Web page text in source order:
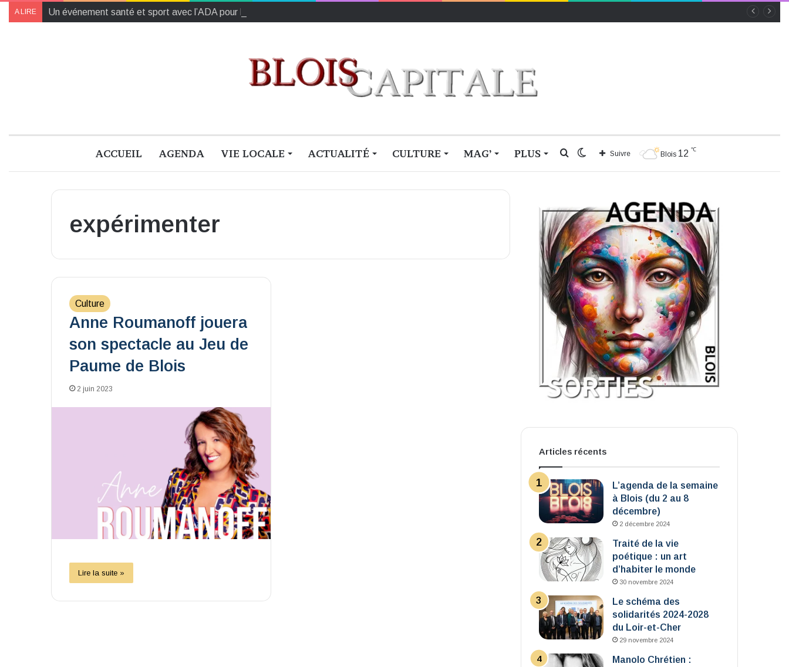
A LIRE Un événement santé et sport avec l’ADA pour l’attractivité du Loir-et-Cher
ACCUEIL AGENDA VIE LOCALE ACTUALITÉ CULTURE MAG’ PLUS Blois 12 ℃
Suivre
Switch
Rechercher
expérimenter
Culture
Anne Roumanoff jouera
son spectacle au Jeu de
Paume de Blois
2 juin 2023
Lire la suite »
Articles récents
L’agenda de la semaine
à Blois (du 2 au 8
décembre)
2 décembre 2024
Traité de la vie
poétique : un art
d’habiter le monde
30 novembre 2024
Le schéma des
solidarités 2024-2028
du Loir-et-Cher
29 novembre 2024
Manolo Chrétien :